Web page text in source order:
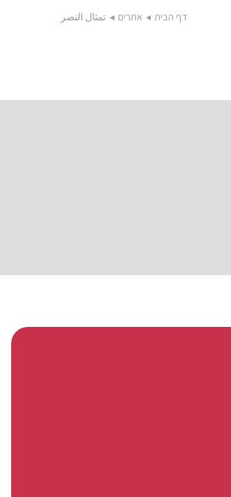
דף הבית ◂ אתרים ◂ تمثال النصر